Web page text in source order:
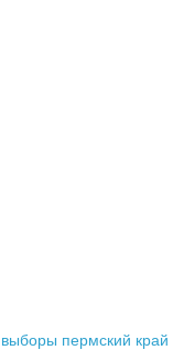
выборы пермский край